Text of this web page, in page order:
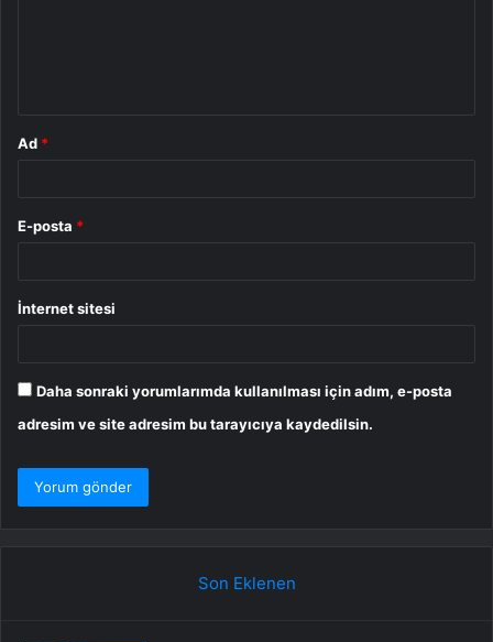
Ad *
E-posta *
İnternet sitesi
Daha sonraki yorumlarımda kullanılması için adım, e-posta
adresim ve site adresim bu tarayıcıya kaydedilsin.
Son Eklenen